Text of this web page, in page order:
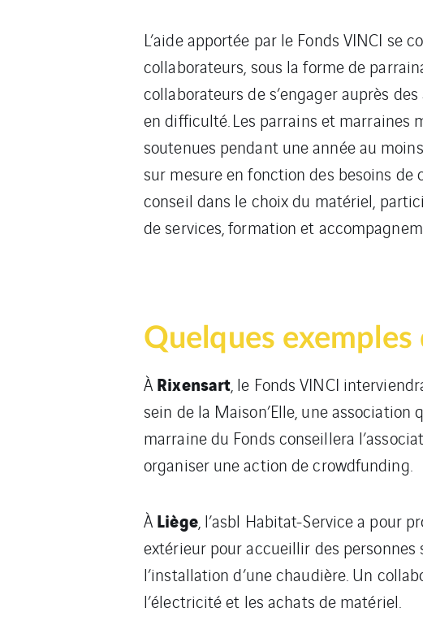
L’aide apportée par le Fonds VINCI
collaborateurs, sous la forme de
collaborateurs de s’engager auprès
en difficulté. Les parrains et marraines
soutenues pendant une année au
sur mesure en fonction des besoins
conseil dans le choix du matériel,
de services, formation et
Quelques
À Rixensart, le Fonds VINCI
sein de la Maison’Elle, une
marraine du Fonds conseillera
organiser une action de crowdfunding.
À Liège, l’asbl Habitat-Service a pour
extérieur pour accueillir des personnes
l’installation d’une chaudière. Un
l’électricité et les achats de matériel.